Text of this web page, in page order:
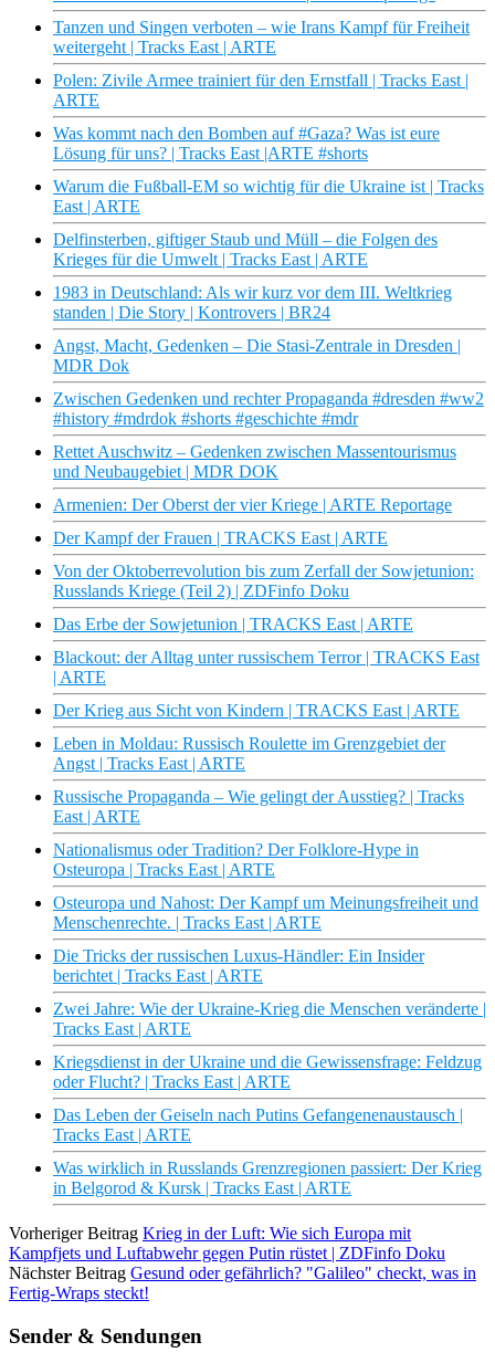
Tanzen und Singen verboten – wie Irans Kampf für Freiheit
weitergeht | Tracks East | ARTE
Polen: Zivile Armee trainiert für den Ernstfall | Tracks East |
ARTE
Was kommt nach den Bomben auf #Gaza? Was ist eure
Lösung für uns? | Tracks East |ARTE #shorts
Warum die Fußball-EM so wichtig für die Ukraine ist | Tracks
East | ARTE
Delfinsterben, giftiger Staub und Müll – die Folgen des
Krieges für die Umwelt | Tracks East | ARTE
1983 in Deutschland: Als wir kurz vor dem III. Weltkrieg
standen | Die Story | Kontrovers | BR24
Angst, Macht, Gedenken – Die Stasi-Zentrale in Dresden |
MDR Dok
Zwischen Gedenken und rechter Propaganda #dresden #ww2
#history #mdrdok #shorts #geschichte #mdr
Rettet Auschwitz – Gedenken zwischen Massentourismus
und Neubaugebiet | MDR DOK
Armenien: Der Oberst der vier Kriege | ARTE Reportage
Der Kampf der Frauen | TRACKS East | ARTE
Von der Oktoberrevolution bis zum Zerfall der Sowjetunion:
Russlands Kriege (Teil 2) | ZDFinfo Doku
Das Erbe der Sowjetunion | TRACKS East | ARTE
Blackout: der Alltag unter russischem Terror | TRACKS East
| ARTE
Der Krieg aus Sicht von Kindern | TRACKS East | ARTE
Leben in Moldau: Russisch Roulette im Grenzgebiet der
Angst | Tracks East | ARTE
Russische Propaganda – Wie gelingt der Ausstieg? | Tracks
East | ARTE
Nationalismus oder Tradition? Der Folklore-Hype in
Osteuropa | Tracks East | ARTE
Osteuropa und Nahost: Der Kampf um Meinungsfreiheit und
Menschenrechte. | Tracks East | ARTE
Die Tricks der russischen Luxus-Händler: Ein Insider
berichtet | Tracks East | ARTE
Zwei Jahre: Wie der Ukraine-Krieg die Menschen veränderte |
Tracks East | ARTE
Kriegsdienst in der Ukraine und die Gewissensfrage: Feldzug
oder Flucht? | Tracks East | ARTE
Das Leben der Geiseln nach Putins Gefangenenaustausch |
Tracks East | ARTE
Was wirklich in Russlands Grenzregionen passiert: Der Krieg
in Belgorod & Kursk | Tracks East | ARTE
Vorheriger Beitrag Krieg in der Luft: Wie sich Europa mit
Kampfjets und Luftabwehr gegen Putin rüstet | ZDFinfo Doku
Nächster Beitrag Gesund oder gefährlich? "Galileo" checkt, was in
Fertig-Wraps steckt!
Sender & Sendungen